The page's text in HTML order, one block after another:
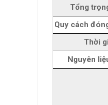
Tổng
Quy cách
Thời
Nguyên